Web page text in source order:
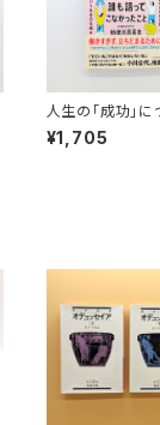
人生の「成功」に
誰も語ってこな
と 仕事にすべて
¥1,705